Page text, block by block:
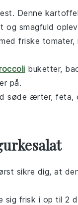
. Denne
og smagfuld
friske tomater,
buketter,
på.
søde ærter, feta,
sikre dig, at
sig frisk i op til 2